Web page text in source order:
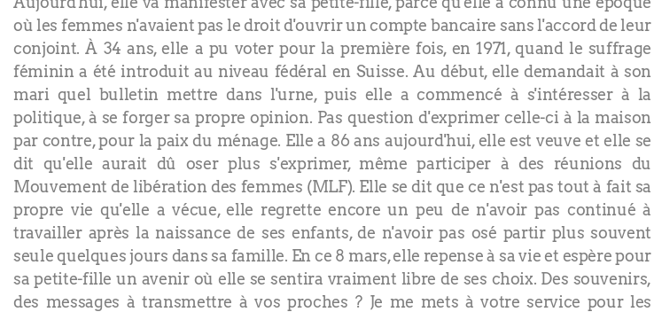
où les femmes n'avaient pas le droit d'ouvrir un compte bancaire sans l'accord de leur
conjoint. À 34 ans, elle a pu voter pour la première fois, en 1971, quand le suffrage
féminin a été introduit au niveau fédéral en Suisse. Au début, elle demandait à son
mari quel bulletin mettre dans l'urne, puis elle a commencé à s'intéresser à la
politique, à se forger sa propre opinion. Pas question d'exprimer celle-ci à la maison
par contre, pour la paix du ménage. Elle a 86 ans aujourd'hui, elle est veuve et elle se
dit qu'elle aurait dû oser plus s'exprimer, même participer à des réunions du
Mouvement de libération des femmes (MLF). Elle se dit que ce n'est pas tout à fait sa
propre vie qu'elle a vécue, elle regrette encore un peu de n'avoir pas continué à
travailler après la naissance de ses enfants, de n'avoir pas osé partir plus souvent
seule quelques jours dans sa famille. En ce 8 mars, elle repense à sa vie et espère pour
sa petite-fille un avenir où elle se sentira vraiment libre de ses choix. Des souvenirs,
des messages à transmettre à vos proches ? Je me mets à votre service pour les